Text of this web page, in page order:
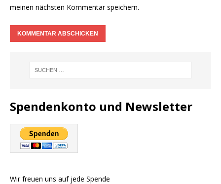
meinen nächsten Kommentar speichern.
Spendenkonto und Newsletter
Wir freuen uns auf jede Spende